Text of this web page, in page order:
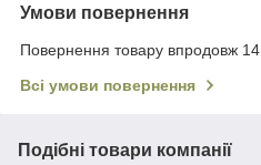
Умови повернення
Повернення товару впродовж 14
Всі умови повернення
Подібні товари компанії